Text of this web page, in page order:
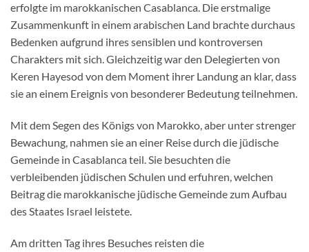
erfolgte im marokkanischen Casablanca. Die erstmalige
Zusammenkunft in einem arabischen Land brachte durchaus
Bedenken aufgrund ihres sensiblen und kontroversen
Charakters mit sich. Gleichzeitig war den Delegierten von
Keren Hayesod von dem Moment ihrer Landung an klar, dass
sie an einem Ereignis von besonderer Bedeutung teilnehmen.
Mit dem Segen des Königs von Marokko, aber unter strenger
Bewachung, nahmen sie an einer Reise durch die jüdische
Gemeinde in Casablanca teil. Sie besuchten die
verbleibenden jüdischen Schulen und erfuhren, welchen
Beitrag die marokkanische jüdische Gemeinde zum Aufbau
des Staates Israel leistete.
Am dritten Tag ihres Besuches reisten die